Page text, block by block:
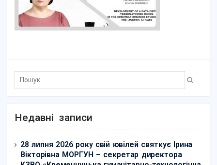
Недавні записи
28 липня 2026 року свій ювілей святкує Ірина
Вікторівна МОРГУН – секретар директора